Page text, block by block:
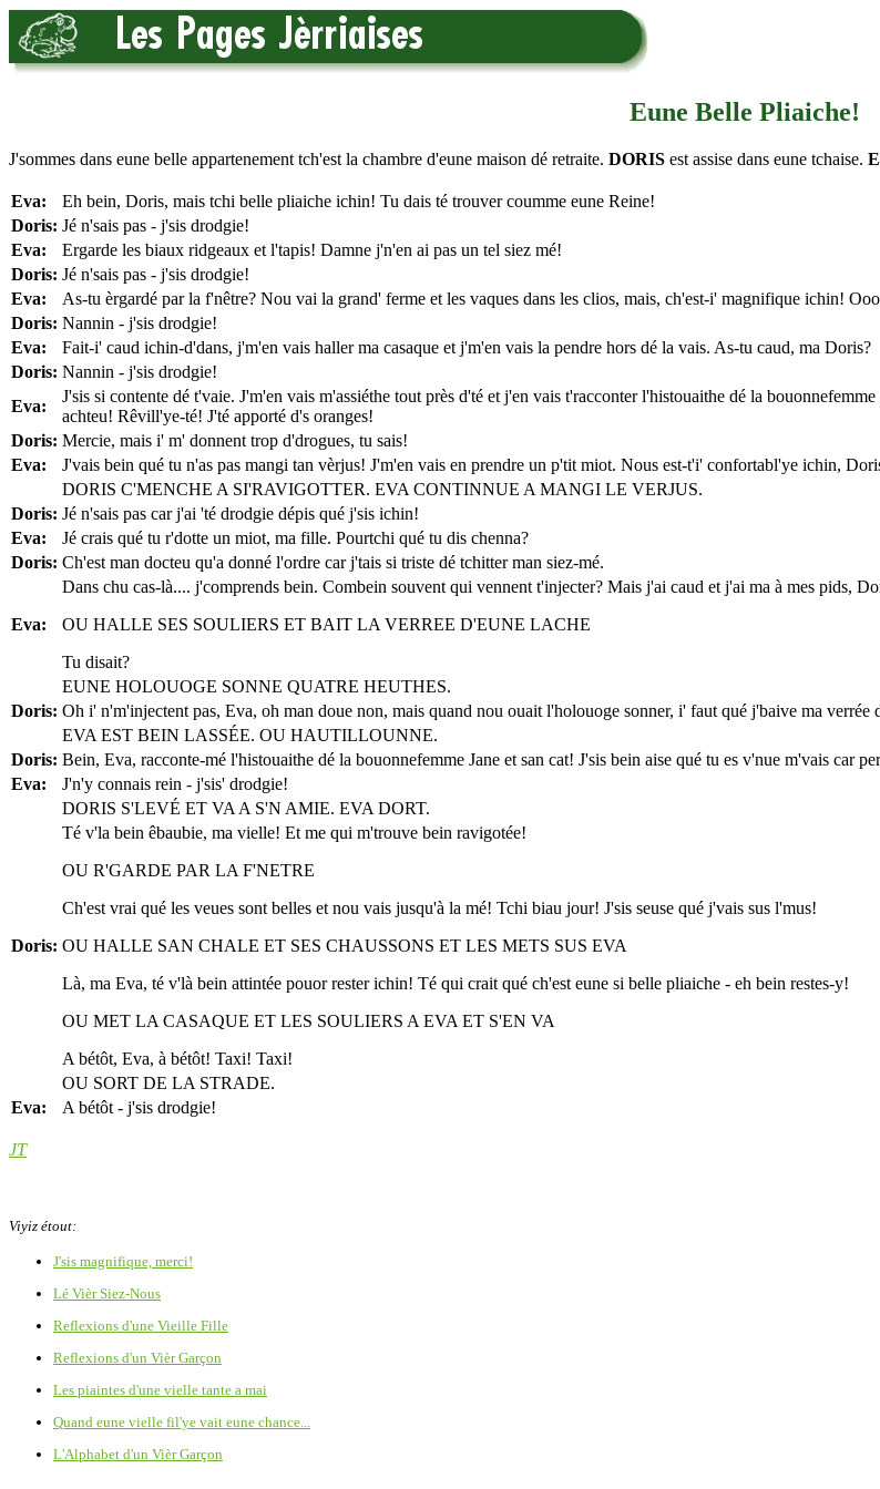
Eune Belle Pliaiche!
J'sommes dans eune belle appartenement tch'est la chambre d'eune maison dé retraite. DORIS est assise dans eune tchaise.
Eva:
Eh bein, Doris, mais tchi belle pliaiche ichin! Tu dais té trouver coumme eune Reine!
Doris: Jé n'sais pas - j'sis drodgie!
Eva:
Ergarde les biaux ridgeaux et l'tapis! Damne j'n'en ai pas un tel siez mé!
Doris: Jé n'sais pas - j'sis drodgie!
Eva:
As-tu èrgardé par la f'nêtre? Nou vai la grand' ferme et les vaques dans les clios, mais, ch'est-i' magnifique ichin!
Doris: Nannin - j'sis drodgie!
Eva:
Fait-i' caud ichin-d'dans, j'm'en vais haller ma casaque et j'm'en vais la pendre hors dé la vais. As-tu caud, ma Doris?
Doris: Nannin - j'sis drodgie!
Eva:
J'sis si contente dé t'vaie. J'm'en vais m'assiéthe tout près d'té et j'en vais t'racconter l'histouaithe dé la
achteu! Rêvill'ye-té! J'té apporté d's oranges!
Doris: Mercie, mais i' m' donnent trop d'drogues, tu sais!
Eva:
J'vais bein qué tu n'as pas mangi tan vèrjus! J'm'en vais en prendre un p'tit miot. Nous est-t'i' confortabl'ye ichin,
DORIS C'MENCHE A SI'RAVIGOTTER. EVA CONTINNUE A MANGI LE VERJUS.
Doris: Jé n'sais pas car j'ai 'té drodgie dépis qué j'sis ichin!
Eva:
Jé crais qué tu r'dotte un miot, ma fille. Pourtchi qué tu dis chenna?
Doris: Ch'est man docteu qu'a donné l'ordre car j'tais si triste dé tchitter man siez-mé.
Eva:
Dans chu cas-là.... j'comprends bein. Combein souvent qui vennent t'injecter? Mais j'ai caud et j'ai ma à mes pids,
OU HALLE SES SOULIERS ET BAIT LA VERREE D'EUNE LACHE
Tu disait?
EUNE HOLOUOGE SONNE QUATRE HEUTHES.
Doris: Oh i' n'm'injectent pas, Eva, oh man doue non, mais quand nou ouait l'holouoge sonner, i' faut qué j'baive ma verrée
EVA EST BEIN LASSÉE. OU HAUTILLOUNNE.
Doris: Bein, Eva, racconte-mé l'histouaithe dé la bouonnefemme Jane et san cat! J'sis bein aise qué tu es v'nue m'vais car
Eva:
J'n'y connais rein - j'sis' drodgie!
DORIS S'LEVÉ ET VA A S'N AMIE. EVA DORT.
Doris:
Té v'la bein êbaubie, ma vielle! Et me qui m'trouve bein ravigotée!
OU R'GARDE PAR LA F'NETRE
Ch'est vrai qué les veues sont belles et nou vais jusqu'à la mé! Tchi biau jour! J'sis seuse qué j'vais sus l'mus!
OU HALLE SAN CHALE ET SES CHAUSSONS ET LES METS SUS EVA
Là, ma Eva, té v'là bein attintée pouor rester ichin! Té qui crait qué ch'est eune si belle pliaiche - eh bein restes-y!
OU MET LA CASAQUE ET LES SOULIERS A EVA ET S'EN VA
A bétôt, Eva, à bétôt! Taxi! Taxi!
OU SORT DE LA STRADE.
Eva:
A bétôt - j'sis drodgie!
JT
Viyiz étout:
J'sis magnifique, merci!
Lé Vièr Siez-Nous
Reflexions d'une Vieille Fille
Reflexions d'un Vièr Garçon
Les piaintes d'une vielle tante a mai
Quand eune vielle fil'ye vait eune chance...
L'Alphabet d'un Vièr Garçon